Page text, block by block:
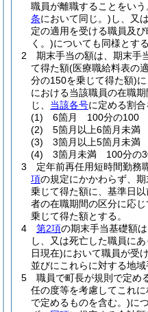
職員が離職することをいう
条において同じ。) し、又
定の適用を受ける職員及
く。)についても同様とする
2
期末手当の額は、期末手
て得た額(医療職給料表の
分の150を乗じて得た額)
における当該職員の在職
じ、 当該各号に定める割合
(1)
6箇月 100分の100
(2)
5箇月以上6箇月未
(3)
3箇月以上5箇月未
(4)
3箇月未満 100分の
3
定年前再任用短時間勤務
項の規定にかかわらず、
乗じて得た額に、基準日
者の在職期間の区分に応じ
乗じて得た額とする。
4
第2項の期末手当基礎額
し、又は死亡した職員に
日現在)において職員が受
並びにこれらに対する地域
5
職員で町長が規則で定め
任の度等を考慮してこれ
で定めるものを含む。)に